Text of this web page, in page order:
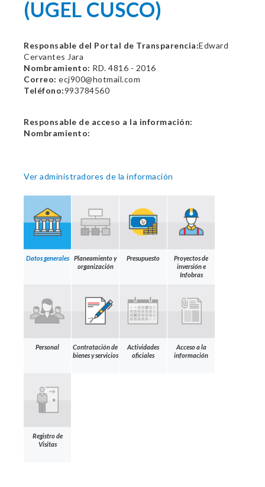
(UGEL CUSCO)
Responsable del Portal de Transparencia:Edward
Cervantes Jara
Nombramiento: RD. 4816 - 2016
Correo: ecj900@hotmail.com
Teléfono:993784560
Responsable de acceso a la información:
Nombramiento:
Ver administradores de la información
Datos generales
Planeamiento y
organización
Presupuesto
Proyectos de
inversión e
Infobras
Personal
Contratación de
bienes y servicios
Actividades
oficiales
Acceso a la
información
Registro de
Visitas